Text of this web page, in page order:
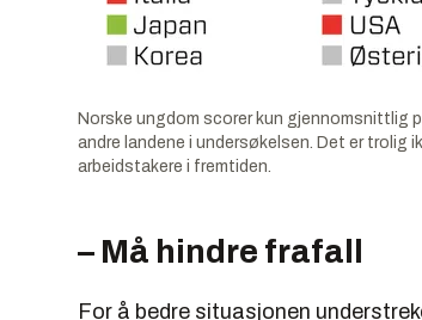
Norske ungdom scorer kun gjennomsnittlig
andre landene i undersøkelsen. Det er trolig
arbeidstakere i fremtiden.
– Må hindre frafall
For å bedre situasjonen